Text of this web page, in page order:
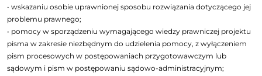
• wskazaniu osobie uprawnionej sposobu rozwiązania dotyczącego jej
problemu prawnego;
• pomocy w sporządzeniu wymagającego wiedzy prawniczej projektu
pisma w zakresie niezbędnym do udzielenia pomocy, z wyłączeniem
pism procesowych w postępowaniach przygotowawczym lub
sądowym i pism w postępowaniu sądowo-administracyjnym;